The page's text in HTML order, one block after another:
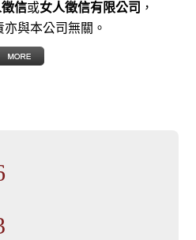
信或女人徵信有限公司 ，
與本公司無關。